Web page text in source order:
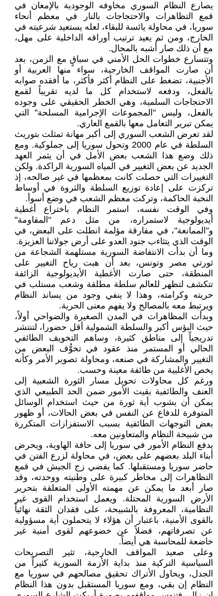
يصارع النظام السوري مخاوفه الوجودية بالإمعان في
قمع التظاهرات والاحتجاجات بالنار في معظم أنحاء
سوريا، في محاولة يائسة للبقاء، لعله يستعيد شرعيته في
الخارج، ومن ثم يعيد ترتيب أوراقه الداخلية على مهل،
مع أن ذلك صار أشبه بالمحال.
وتتسارع خطوات الحل الأمني في سباقٍ مع الزمن، بعد
أن صارت المواقف الخارجية، سواء منها العربية أو
الأجنبية، تضغط على النظام أكثر فأكثر، ما أفقده صوابه
بالفعل، ودفعه لاستخدام كل ما لديه تقريباً لقمع
الاحتجاجات السلمية، وهي الخطر الحقيقي على وجوده
بالفعل، وليس "المجموعات الإجرامية المسلحة" التي
يمكن تبرير التعامل معها بالقمع العاري.
لقد تعرض الشعب السوري إلى أكبر مهانة تمثلت بتوريث
السلطة في عام 2000 وتحول سوريا إلى جملوكية. ومع
ذلك وضع هذا الشعب بعض الأمل في أن يثمر العهد
الجديد عن بعض التغيير في المياه السورية الراكدة. ولكن
التغييرات التي حصلت كانت بمعظمها في غير صالحه، إذ
تركزت على إعادة توزيع السلطة والثروة في أوساط
النخبة الحاكمة، وتركت معظم الشعب في وضع أسوأ.
وفي الوقت نفسه، استمر النظام باختراع أغطية
أيديولوجية لاستمراره، من مثل دعم "المقاومة"
و"الممانعة"، في مفارقة مؤلمة انطلت على البعض، في
الوقت الذي يتثاءب جنود العدو على أرض جولاننا العزيزة.
وما أن بدأت الانتفاضة السورية مستلهمة الشجاعة من
ثورتي مصر وتونس، بعد أن هبت رياح التغيير على
المنطقة، حتى صارت الأغطية الأيديولوجية الزائفة
تتكشف لتظهر للعالم سلطة مطلقة وشعب مستلب في
حريته وكرامته، وهذا لا ينفي وجود من يساند النظام
ويرتبط معه بالمصالح ولا يفهم معنى الحرية.
وبدأت المظاهرات في المدن الصغيرة والضواحي أولاً،
حيث البؤس أكبر والسلطة الشمولية أقل حضورا، لتنتشر
تدريجياً إلى مناطق كثيرة، وساهم التخويف الطائفي
الحالي أو المستمر منذ عقود في تخوُّف البعض من
التغيير والمشاركة في صنعه، ومحاولة تصوير الأمر وكأنه
يخص الأغلبية من طائفة معينة وحسب.
ورغم كل محاولات تحويل مسار الثورة الشعبية إلى
العنف والطائفية بقيت الأمور ضمن الحد الطبيعي الذي
يمكن أن يشوب أية ثورة من حيث استخدام الوسائل
المتوفرة للدفاع عن النفس في بعض الحالات، أو ظهور
بعض التوجهات الطائفية بسبب الاستفزازات المتكررة
من شبيحة النظام والمتعاونين معه.
يدفع النظام الأمور في سوريا إلى حافة الهاوية، ويحرض
أبناء البلد بعضهم على بعض، في محاولة لزرع الفتن في
حاضر سوريا ومستقبلها. كما يفضي زج الجيش في قمع
التظاهرات إلى مخاطر كبيرة على وطنيته ووحدته، وقد
صار أبعد ما يمكن عن مهمته الأولى المتعلقة بتحرير
الأرض السورية المحتلة. ويعمل استخدام القوى غير
النظامية، المعروفة بالشبيحة، على فقدان الثقة نهائياً
بالقوى الأمنية، باعتبار أن هؤلاء لا يتحملون أية مسؤولية
عن تصرفاتهم، فضلاً عن خضوعهم لقوى أمنية غير
خاضعة للمحاسبة هي أيضاً.
وعلى صعيد المواقف الخارجية، تثير التصريحات
السياسية التركية منذ بداية الأزمة السورية كثيراً من
الجدل، ويحاول الأتراك تحقيق مصالحهم في سوريا مع
النظام إن بقي، ومع سوريا المستقبل بدون هذا النظام